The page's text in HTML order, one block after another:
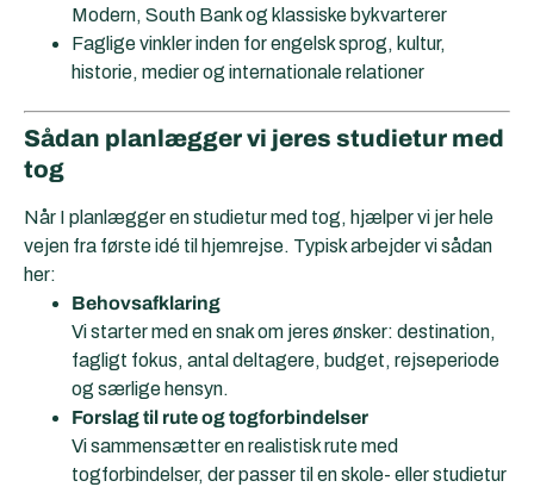
Modern, South Bank og klassiske bykvarterer
Faglige vinkler inden for engelsk sprog, kultur,
historie, medier og internationale relationer
Sådan planlægger vi jeres studietur med
tog
Når I planlægger en studietur med tog, hjælper vi jer hele
vejen fra første idé til hjemrejse. Typisk arbejder vi sådan
her:
Behovsafklaring
Vi starter med en snak om jeres ønsker: destination,
fagligt fokus, antal deltagere, budget, rejseperiode
og særlige hensyn.
Forslag til rute og togforbindelser
Vi sammensætter en realistisk rute med
togforbindelser, der passer til en skole- eller studietur